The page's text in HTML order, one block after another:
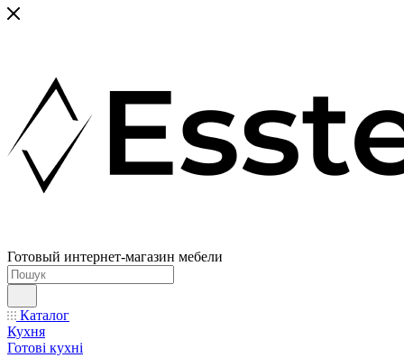
Готовый интернет-магазин мебели
Каталог
Кухня
Готові кухні